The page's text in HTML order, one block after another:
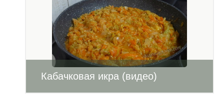
Кабачковая икра (видео)